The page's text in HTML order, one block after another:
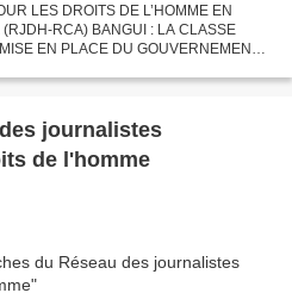
LES DROITS DE L’HOMME EN
RCA) BANGUI : LA CLASSE
EN PLACE DU GOUVERNEMENT
journalistes
de l'homme